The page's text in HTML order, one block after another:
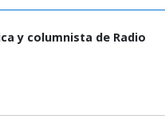
y columnista de Radio